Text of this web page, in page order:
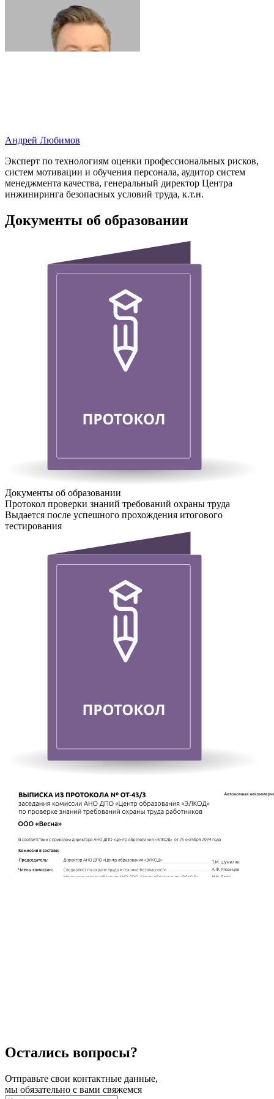
Андрей Любимов
Эксперт по технологиям оценки профессиональных рисков,
систем мотивации и обучения персонала, аудитор систем
менеджмента качества, генеральный директор Центра
инжиниринга безопасных условий труда, к.т.н.
Документы об образовании
Документы об образовании
Протокол проверки знаний требований охраны труда
Выдается после успешного прохождения итогового
тестирования
Остались вопросы?
Отправьте свои контактные данные,
мы обязательно с вами свяжемся